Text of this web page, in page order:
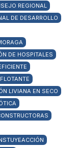
REGIONAL
DE DESARROLLO
DE HOSPITALES
LIVIANA EN SECO